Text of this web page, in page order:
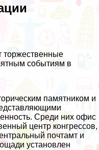
торжественные
событиям в
памятником и
Среди них офис
центр конгрессов,
почтамт и
установлен